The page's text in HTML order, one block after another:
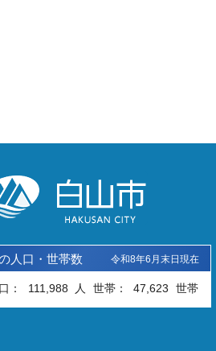
人口・世帯数 令和8年6月末日現在
： 111,988 人 世帯： 47,623 世帯